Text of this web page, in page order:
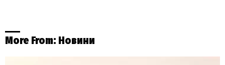
More From: Новини